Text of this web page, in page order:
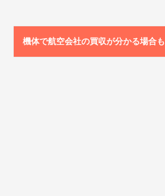
機体で航空会社の買収が分かる場合も